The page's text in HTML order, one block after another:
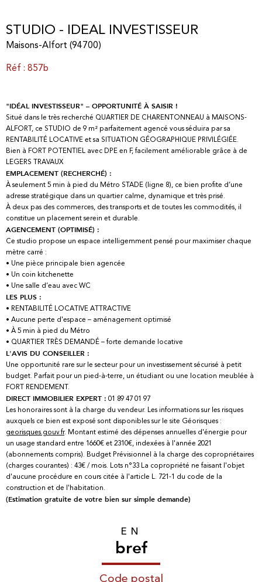
STUDIO - IDEAL INVESTISSEUR
Maisons-Alfort (94700)
Réf : 857b
"IDÉAL INVESTISSEUR" – OPPORTUNITÉ À SAISIR !
Situé dans le très recherché QUARTIER DE CHARENTONNEAU à MAISONS-
ALFORT, ce STUDIO de 9 m² parfaitement agencé vous séduira par sa
RENTABILITÉ LOCATIVE et sa SITUATION GÉOGRAPHIQUE PRIVILÉGIÉE.
Bien à FORT POTENTIEL avec DPE en F, facilement améliorable grâce à de
LEGERS TRAVAUX
EMPLACEMENT (RECHERCHÉ) :
À seulement 5 min à pied du Métro STADE (ligne 8), ce bien profite d’une
adresse stratégique dans un quartier calme, dynamique et très prisé.
À deux pas des commerces, des transports et de toutes les commodités, il
constitue un placement serein et durable.
AGENCEMENT (OPTIMISÉ) :
Ce studio propose un espace intelligemment pensé pour maximiser chaque
mètre carré :
• Une pièce principale bien agencée
• Un coin kitchenette
• Une salle d’eau avec WC
LES PLUS :
• RENTABILITÉ LOCATIVE ATTRACTIVE
• Aucune perte d'espace – aménagement optimisé
• À 5 min à pied du Métro
• QUARTIER TRÈS DEMANDÉ – forte demande locative
L'AVIS DU CONSEILLER :
Une opportunité rare sur le secteur pour un investissement sécurisé à petit
budget. Parfait pour un pied-à-terre, un étudiant ou une location meublée à
FORT RENDEMENT.
DIRECT IMMOBILIER EXPERT : 01 89 47 01 97
Les honoraires sont à la charge du vendeur. Les informations sur les risques
auxquels ce bien est exposé sont disponibles sur le site Géorisques :
georisques.gouv.fr. Montant estimé des dépenses annuelles d'énergie pour
un usage standard entre 1660€ et 2310€, indexées à l'année 2021
(abonnements compris). Budget Prévisionnel à la charge des copropriétaires
(charges courantes) : 43€ / mois. Lots n°33 La copropriété ne faisant l'objet
d'aucune procédure en cours citée à l'article L. 721-1 du code de la
construction et de l'habitation.
(Estimation gratuite de votre bien sur simple demande)
EN
bref
Code postal